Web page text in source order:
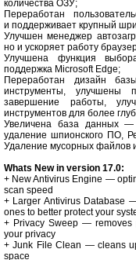
количества ОЗУ;
Переработан
и поддерживает крупный
Улучшен менеджер
но и ускоряет работу
Улучшена функция
поддержка Microsoft Edge;
Переработан дизайн
инструменты, улучшены
завершение работы,
инструментов для более
Увеличена база данных
удаление шпионского ПО,
Удаление мусорных файлов
Whats New in version 17.0:
+ New Antivirus Engine —
scan speed
+ Larger Antivirus Database
ones to better protect your
+ Privacy Sweep — removes
your privacy
+ Junk File Clean — cleans
space